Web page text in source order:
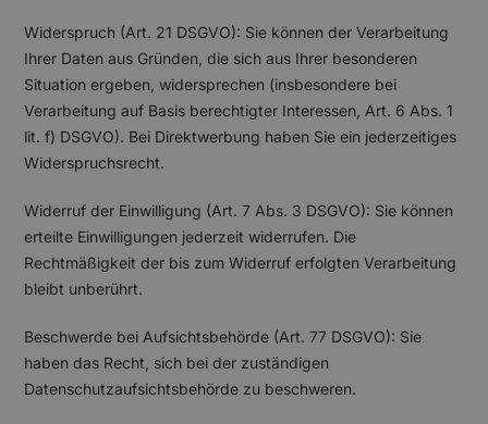
Widerspruch (Art. 21 DSGVO): Sie können der Verarbeitung
Ihrer Daten aus Gründen, die sich aus Ihrer besonderen
Situation ergeben, widersprechen (insbesondere bei
Verarbeitung auf Basis berechtigter Interessen, Art. 6 Abs. 1
lit. f) DSGVO). Bei Direktwerbung haben Sie ein jederzeitiges
Widerspruchsrecht.
Widerruf der Einwilligung (Art. 7 Abs. 3 DSGVO): Sie können
erteilte Einwilligungen jederzeit widerrufen. Die
Rechtmäßigkeit der bis zum Widerruf erfolgten Verarbeitung
bleibt unberührt.
Beschwerde bei Aufsichtsbehörde (Art. 77 DSGVO): Sie
haben das Recht, sich bei der zuständigen
Datenschutzaufsichtsbehörde zu beschweren.